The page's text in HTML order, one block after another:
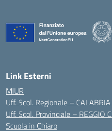
Link Esterni
MIUR
Uff. Scol. Regionale – CALABRIA
Uff. Scol. Provinciale – REGGIO
Scuola in Chiaro